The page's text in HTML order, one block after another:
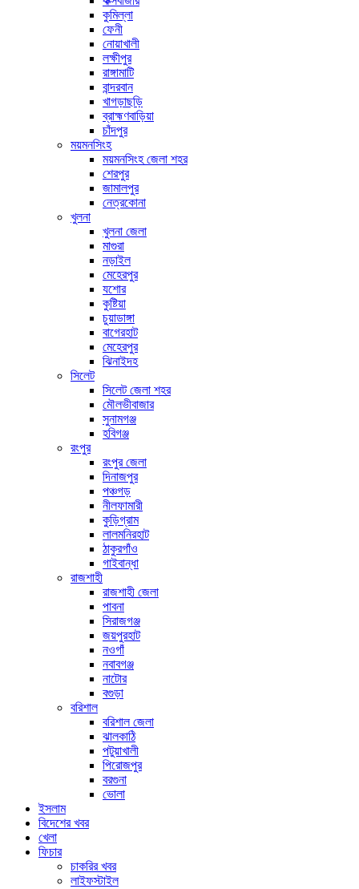
কুমিল্লা
ফেনী
নোয়াখালী
লক্ষীপুর
রাঙ্গামাটি
বান্দরবান
খাগড়াছড়ি
ব্রাহ্মণবাড়িয়া
চাঁদপুর
ময়মনসিংহ
ময়মনসিংহ জেলা শহর
শেরপুর
জামালপুর
নেত্রকোনা
খুলনা
খুলনা জেলা
মাগুরা
নড়াইল
মেহেরপুর
যশোর
কুষ্টিয়া
চুয়াডাঙ্গা
বাগেরহাট
মেহেরপুর
ঝিনাইদহ
সিলেট
সিলেট জেলা শহর
মৌলভীবাজার
সুনামগঞ্জ
হবিগঞ্জ
রংপুর
রংপুর জেলা
দিনাজপুর
পঞ্চগড়
নীলফামারী
কুড়িগ্রাম
লালমনিরহাট
ঠাকুরগাঁও
গাইবান্ধা
রাজশাহী
রাজশাহী জেলা
পাবনা
সিরাজগঞ্জ
জয়পুরহাট
নওগাঁ
নবাবগঞ্জ
নাটোর
বগুড়া
বরিশাল
বরিশাল জেলা
ঝালকাঠি
পটুয়াখালী
পিরোজপুর
বরগুনা
ভোলা
ইসলাম
বিদেশের খবর
খেলা
ফিচার
চাকরির খবর
লাইফস্টাইল